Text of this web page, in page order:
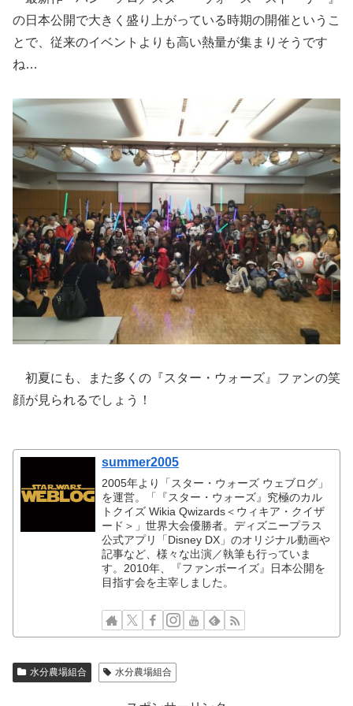
の日本公開で大きく盛り上がっている時期の開催というこ
とで、従来のイベントよりも高い熱量が集まりそうです
ね…
初夏にも、また多くの『スター・ウォーズ』ファンの笑
顔が見られるでしょう！
summer2005
2005年より「スター・ウォーズ ウェブログ」
を運営。「『スター・ウォーズ』究極のカル
トクイズ Wikia Qwizards＜ウィキア・クイザ
ード＞」世界大会優勝者。ディズニープラス
公式アプリ「Disney DX」のオリジナル動画や
記事など、様々な出演／執筆も行っていま
す。2010年、『ファンボーイズ』日本公開を
目指す会を主宰しました。
水分農場組合 水分農場組合